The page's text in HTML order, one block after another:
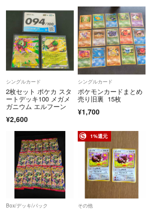
シングルカード
2枚セット ポケカ スタ
ートデッキ100 メガメ
ガニウム エルフーン
¥2,600
シングルカード
ポケモンカードまとめ
売り旧裏 15枚
¥1,700
Box/デッキ/パック
1%還元
その他